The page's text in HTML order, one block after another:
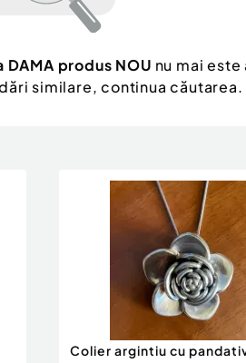
DAMA produs NOU nu mai
similare, continua căutarea.
Colier argintiu cu